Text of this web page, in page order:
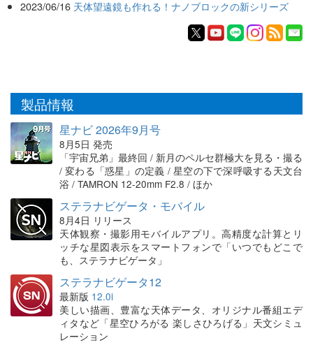
2023/06/16 天体望遠鏡も作れる！ナノブロックの新シリーズ
製品情報
星ナビ 2026年9月号
8月5日 発売
「宇宙兄弟」最終回 / 新月のペルセ群極大を見る・撮る
/ 変わる「惑星」の定義 / 星空の下で深呼吸する天文台
浴 / TAMRON 12-20mm F2.8 / ほか
ステラナビゲータ・モバイル
8月4日 リリース
天体観察・撮影用モバイルアプリ。高精度な計算とリ
ッチな星図表示をスマートフォンで「いつでもどこで
も、ステラナビゲータ」
ステラナビゲータ12
最新版 12.0i
美しい描画、豊富な天体データ、オリジナル番組エデ
ィタなど「星空ひろがる 楽しさひろげる」天文シミュ
レーション